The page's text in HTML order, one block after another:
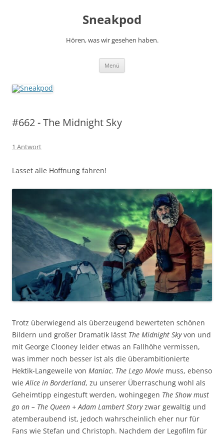
Sneakpod
Hören, was wir gesehen haben.
Menü
#662 - The Midnight Sky
1 Antwort
Lasset alle Hoffnung fahren!
Trotz überwiegend als überzeugend bewerteten schönen
Bildern und großer Dramatik lässt The Midnight Skyvon und
mit George Clooney leider etwas an Fallhöhe vermissen,
was immer noch besser ist als die überambitionierte
Hektik-Langeweile von Maniac. The Lego Movie muss, ebenso
wie Alice in Borderland, zu unserer Überraschung wohl als
Geheimtipp eingestuft werden, wohingegen The Show must
go on – The Queen + Adam Lambert Storyzwar gewaltig und
atemberaubend ist, jedoch wahrscheinlich eher nur für
Fans wie Stefan und Christoph. Nachdem der Legofilm für